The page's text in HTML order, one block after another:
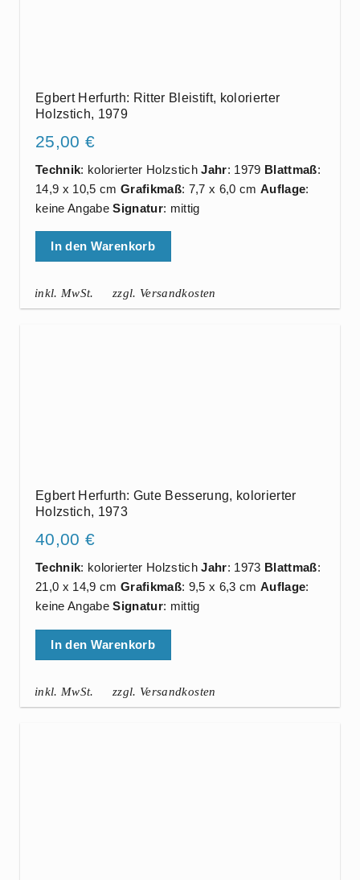
Egbert Herfurth: Ritter Bleistift, kolorierter
Holzstich, 1979
25,00 €
Technik: kolorierter Holzstich Jahr: 1979 Blattmaß:
14,9 x 10,5 cm Grafikmaß: 7,7 x 6,0 cmAuflage:
keine AngabeSignatur: mittig
In den Warenkorb
inkl. MwSt. zzgl. Versandkosten
Egbert Herfurth: Gute Besserung, kolorierter
Holzstich, 1973
40,00 €
Technik: kolorierter Holzstich Jahr: 1973 Blattmaß:
21,0 x 14,9 cm Grafikmaß: 9,5 x 6,3 cmAuflage:
keine AngabeSignatur: mittig
In den Warenkorb
inkl. MwSt. zzgl. Versandkosten